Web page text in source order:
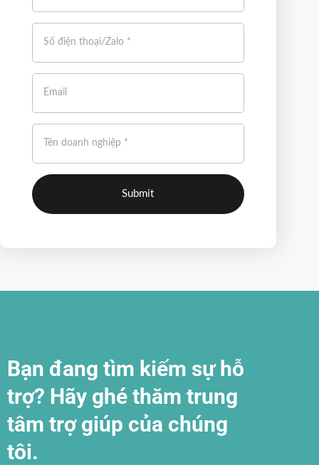
Bạn đang tìm kiếm sự hỗ
trợ? Hãy ghé thăm trung
tâm trợ giúp của chúng
tôi.